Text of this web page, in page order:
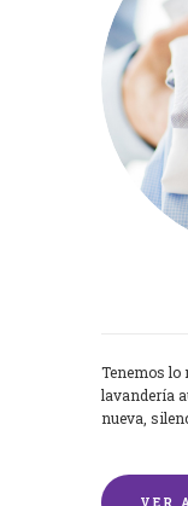
Tenemos lo
lavandería
nueva,
VER